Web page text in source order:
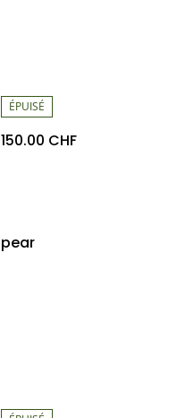
ÉPUISÉ
150.00 CHF
pear